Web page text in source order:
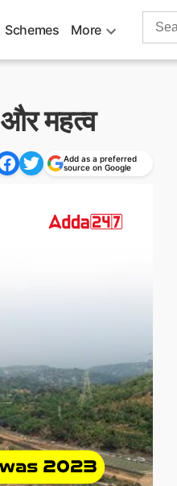
Schemes More
Search
और महत्व
Add as a preferred
source on Google